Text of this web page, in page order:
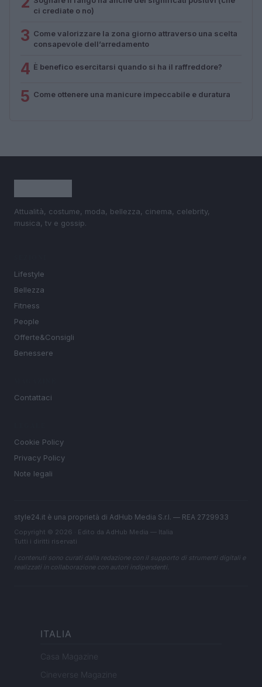
ci crediate o no)
3 Come valorizzare la zona giorno attraverso una scelta
consapevole dell’arredamento
4 È benefico esercitarsi quando si ha il raffreddore?
5 Come ottenere una manicure impeccabile e duratura
Attualità, costume, moda, bellezza, cinema, celebrity,
musica, tv e gossip.
Lifestyle
Bellezza
Fitness
People
Offerte&Consigli
Benessere
Contattaci
Cookie Policy
Privacy Policy
Note legali
style24.it è una proprietà di AdHub Media S.r.l. — REA 2729933
Copyright © 2026 · Edito da AdHub Media — Italia
Tutti i diritti riservati
I contenuti sono curati dalla redazione con il supporto di strumenti digitali e
realizzati in collaborazione con autori indipendenti.
ITALIA
Casa Magazine
Cineverse Magazine